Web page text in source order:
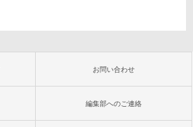
お問い合わせ
編集部へのご連絡